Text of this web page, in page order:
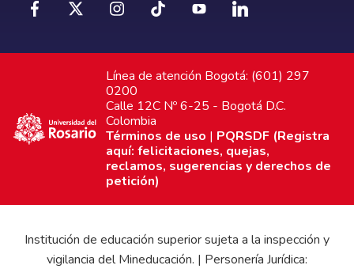
Línea de atención Bogotá: (601) 297
0200
Calle 12C Nº 6-25 - Bogotá D.C.
Colombia
Términos de uso | PQRSDF (Registra
aquí: felicitaciones, quejas,
reclamos, sugerencias y derechos de
petición)
Institución de educación superior sujeta a la inspección y
vigilancia del Mineducación. | Personería Jurídica: